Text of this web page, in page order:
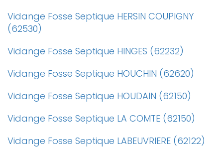
Vidange Fosse Septique HERSIN COUPIGNY
(62530)
Vidange Fosse Septique HINGES (62232)
Vidange Fosse Septique HOUCHIN (62620)
Vidange Fosse Septique HOUDAIN (62150)
Vidange Fosse Septique LA COMTE (62150)
Vidange Fosse Septique LABEUVRIERE (62122)